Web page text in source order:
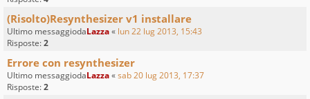
(Risolto)Resynthesizer v1 installare
Ultimo messaggiodaLazza« lun 22 lug 2013, 15:43
Risposte:2
Errore con resynthesizer
Ultimo messaggiodaLazza«sab 20 lug 2013, 17:37
Risposte:2